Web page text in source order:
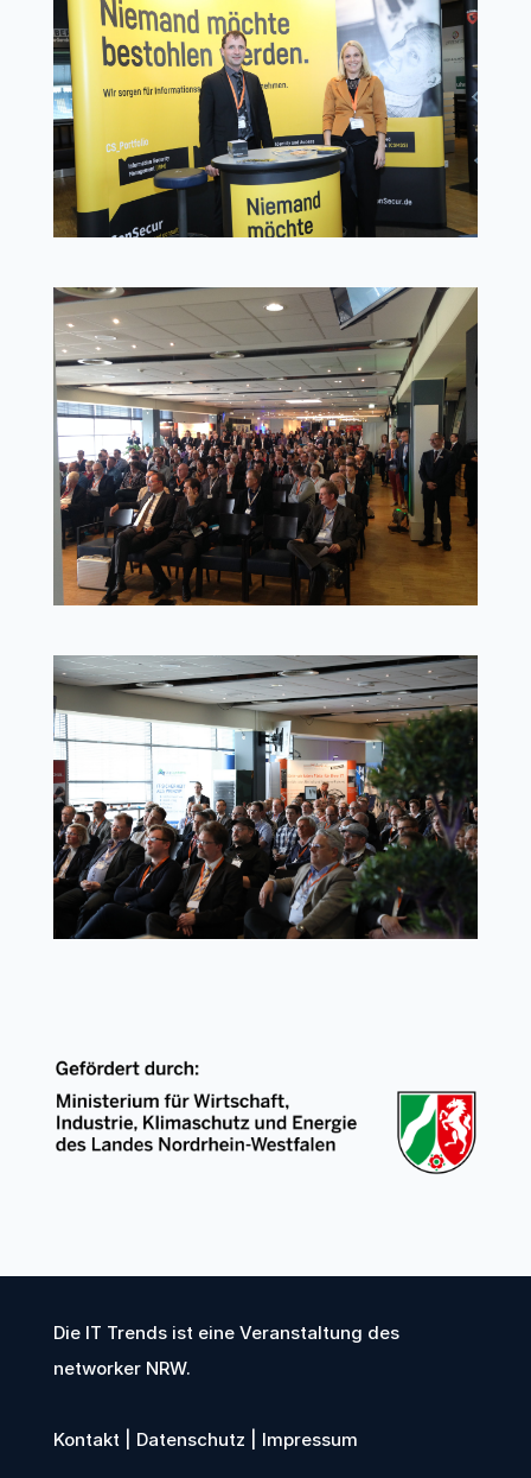
Die IT Trends ist eine Veranstaltung des
networker NRW.
Kontakt| Datenschutz Impressum